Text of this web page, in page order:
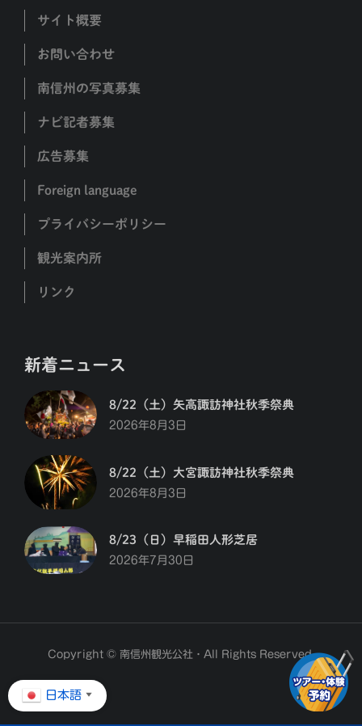
サイト概要
お問い合わせ
南信州の写真募集
ナビ記者募集
広告募集
Foreign language
プライバシーポリシー
観光案内所
リンク
新着ニュース
8/22（土）矢高諏訪神社秋季祭典
2026年8月3日
8/22（土）大宮諏訪神社秋季祭典
2026年8月3日
8/23（日）早稲田人形芝居
2026年7月30日
Copyright © 南信州観光公社・All Rights Reserved.
日本語 ▼